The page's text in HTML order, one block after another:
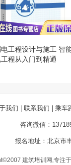
工程设计与施工 智
程从入门到精通
我们 联系我们 乘车
咨询微信：
报名地址：北京市
建筑培训网,专注